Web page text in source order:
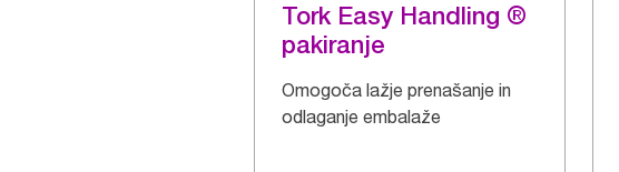
Tork Easy Handling ®
pakiranje
Omogoča lažje prenašanje in
odlaganje embalaže